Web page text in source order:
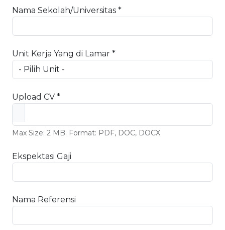
Nama Sekolah/Universitas *
Unit Kerja Yang di Lamar *
Upload CV *
Max Size: 2 MB. Format: PDF, DOC, DOCX
Ekspektasi Gaji
Nama Referensi